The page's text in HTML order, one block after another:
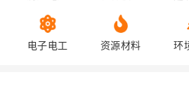
电子电工 资源材料 环